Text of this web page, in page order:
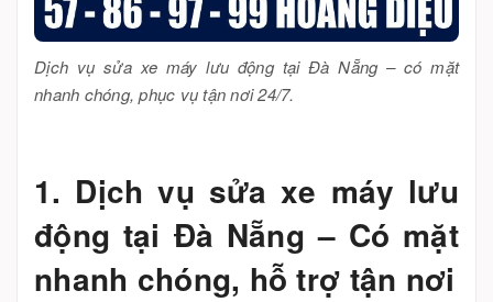
Dịch vụ sửa xe máy lưu động tại Đà Nẵng – có mặt
nhanh chóng, phục vụ tận nơi 24/7.
1. Dịch vụ sửa xe máy lưu
động tại Đà Nẵng – Có mặt
nhanh chóng, hỗ trợ tận nơi